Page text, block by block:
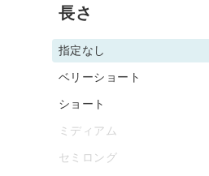
長さ
指定なし
ベリーショート
ショート
ミディアム
セミロング